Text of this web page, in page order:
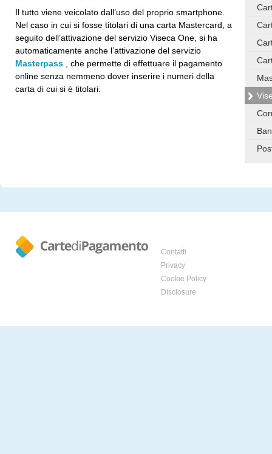
Il tutto viene veicolato dall’uso del proprio smartphone.
Nel caso in cui si fosse titolari di una carta Mastercard, a
seguito dell’attivazione del servizio Viseca One, si ha
automaticamente anche l’attivazione del servizio
Masterpass , che permette di effettuare il pagamento
online senza nemmeno dover inserire i numeri della
carta di cui si è titolari.
Contatti
Privacy
Cookie Policy
Disclosure